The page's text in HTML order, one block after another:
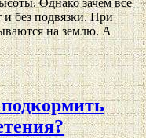
Однако зачем все
и без подвязки. При
на землю. А